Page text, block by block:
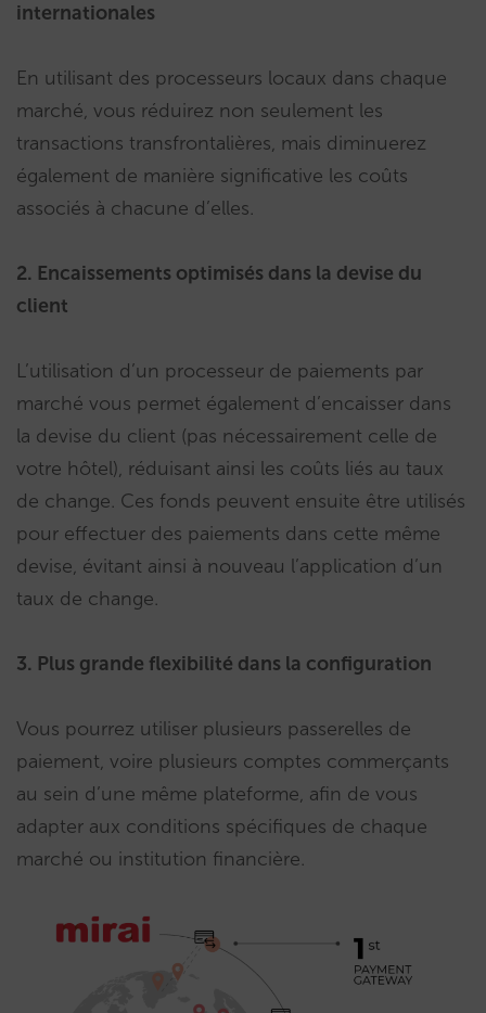
internationales
En utilisant des processeurs locaux dans chaque
marché, vous réduirez non seulement les
transactions transfrontalières, mais diminuerez
également de manière significative les coûts
associés à chacune d’elles.
2. Encaissements optimisés dans la devise du
client
L’utilisation d’un processeur de paiements par
marché vous permet également d’encaisser dans
la devise du client (pas nécessairement celle de
votre hôtel), réduisant ainsi les coûts liés au taux
de change. Ces fonds peuvent ensuite être utilisés
pour effectuer des paiements dans cette même
devise, évitant ainsi à nouveau l’application d’un
taux de change.
3. Plus grande flexibilité dans la configuration
Vous pourrez utiliser plusieurs passerelles de
paiement, voire plusieurs comptes commerçants
au sein d’une même plateforme, afin de vous
adapter aux conditions spécifiques de chaque
marché ou institution financière.